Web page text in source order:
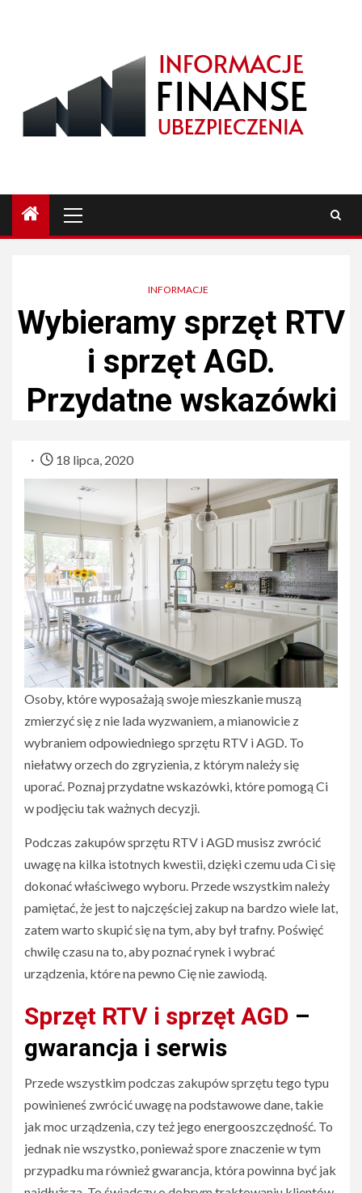
główne
INFORMACJE
Wybieramy sprzęt RTV
i sprzęt AGD.
Przydatne wskazówki
18 lipca, 2020
Osoby, które wyposażają swoje mieszkanie muszą
zmierzyć się z nie lada wyzwaniem, a mianowicie z
wybraniem odpowiedniego sprzętu RTV i AGD. To
niełatwy orzech do zgryzienia, z którym należy się
uporać. Poznaj przydatne wskazówki, które pomogą Ci
w podjęciu tak ważnych decyzji.
Podczas zakupów sprzętu RTV i AGD musisz zwrócić
uwagę na kilka istotnych kwestii, dzięki czemu uda Ci się
dokonać właściwego wyboru. Przede wszystkim należy
pamiętać, że jest to najczęściej zakup na bardzo wiele lat,
zatem warto skupić się na tym, aby był trafny. Poświęć
chwilę czasu na to, aby poznać rynek i wybrać
urządzenia, które na pewno Cię nie zawiodą.
Sprzęt RTV i sprzęt AGD –
gwarancja i serwis
Przede wszystkim podczas zakupów sprzętu tego typu
powinieneś zwrócić uwagę na podstawowe dane, takie
jak moc urządzenia, czy też jego energooszczędność. To
jednak nie wszystko, ponieważ spore znaczenie w tym
przypadku ma również gwarancja, która powinna być jak